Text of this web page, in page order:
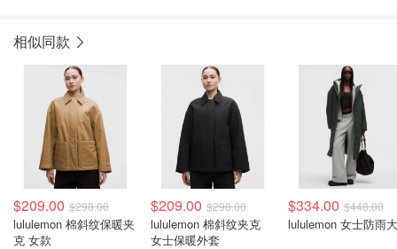
相似同款
$209.00 $298.00
lululemon 棉斜纹保暖夹
克 女款
$209.00 $298.00
lululemon 棉斜纹夹克
女士保暖外套
$334.00 $448.00
lululemon 女士防雨